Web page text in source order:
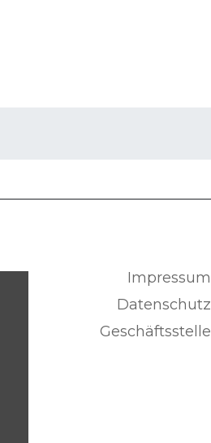
Impressum
Datenschutz
Geschäftsstelle